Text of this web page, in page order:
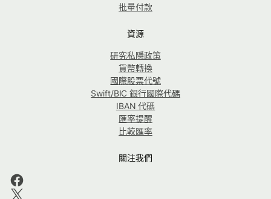
批量付款
資源
研究私隱政策
貨幣轉換
國際股票代號
Swift/BIC 銀行國際代碼
IBAN 代碼
匯率提醒
比較匯率
關注我們